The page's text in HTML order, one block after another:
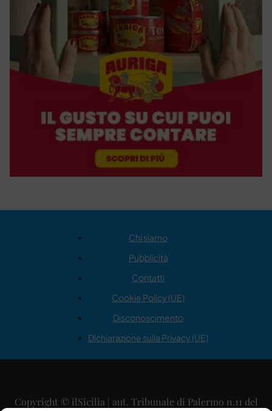
Chi siamo
Pubblicità
Contatti
Cookie Policy (UE)
Disconoscimento
Dichiarazione sulla Privacy (UE)
Copyright © ilSicilia | aut. Tribunale di Palermo n.11 del